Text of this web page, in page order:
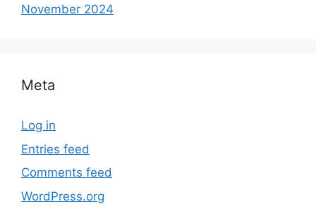
November 2024
Meta
Log in
Entries feed
Comments feed
WordPress.org